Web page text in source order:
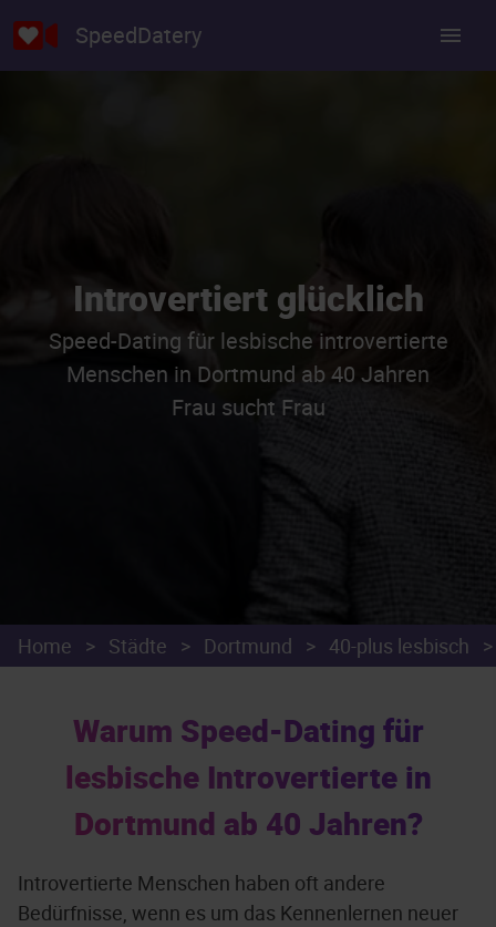
SpeedDatery
Introvertiert glücklich
Speed-Dating für lesbische introvertierte
Menschen in Dortmund ab 40 Jahren
Frau sucht Frau
Home > Städte > Dortmund > 40-plus lesbisch >
Warum Speed-Dating für
lesbische Introvertierte in
Dortmund ab 40 Jahren?
Introvertierte Menschen haben oft andere
Bedürfnisse, wenn es um das Kennenlernen neuer